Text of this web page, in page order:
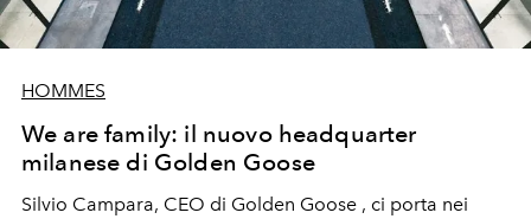
HOMMES
We are family: il nuovo headquarter
milanese di Golden Goose
Silvio Campara, CEO di Golden Goose , ci porta nei